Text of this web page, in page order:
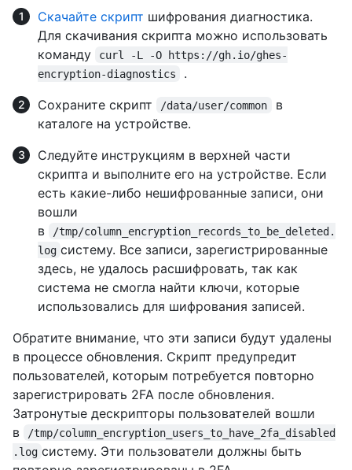
Скачайте скрипт шифрования диагностика.
Для скачивания скрипта можно использовать
команду
curl -L -O https://gh.io/ghes-
encryption-diagnostics
.
Сохраните скрипт
/data/user/common
в
каталоге на устройстве.
Следуйте инструкциям в верхней части
скрипта и выполните его на устройстве. Если
есть какие-либо нешифрованные записи, они
вошли
в
/tmp/column_encryption_records_to_be_deleted.
log систему. Все записи, зарегистрированные
здесь, не удалось расшифровать, так как
система не смогла найти ключи, которые
использовались для шифрования записей.
Обратите внимание, что эти записи будут удалены
в процессе обновления. Скрипт предупредит
пользователей, которым потребуется повторно
зарегистрировать 2FA после обновления.
Затронутые дескрипторы пользователей вошли
в
/tmp/column_encryption_users_to_have_2fa_disabled
.log систему. Эти пользователи должны быть